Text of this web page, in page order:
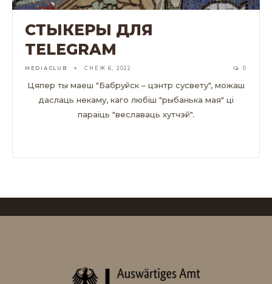
СТЫКЕРЫ ДЛЯ
TELEGRAM
MEDIACLUB СНЕЖ 6, 2022 0
Цяпер ты маеш "Бабруйск – цэнтр сусвету", можаш
даслаць некаму, каго любіш "рыбанька мая" ці
параіць "веславаць хутчэй".